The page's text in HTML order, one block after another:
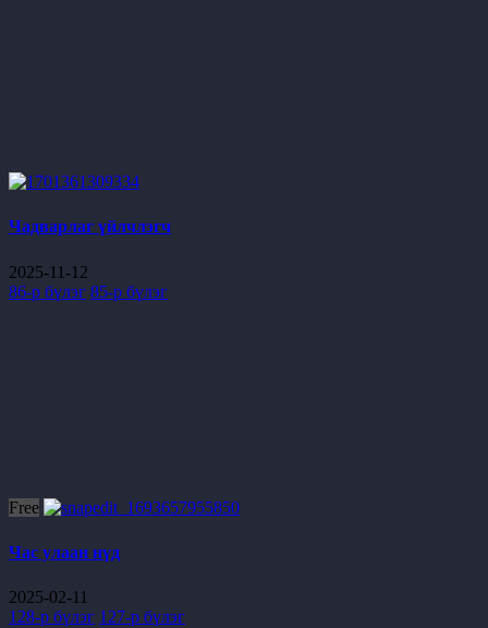
Чадварлаг үйлчлэгч
2025-11-12
86-р бүлэг 85-р бүлэг
Free
Час улаан нүд
2025-02-11
128-р бүлэг 127-р бүлэг